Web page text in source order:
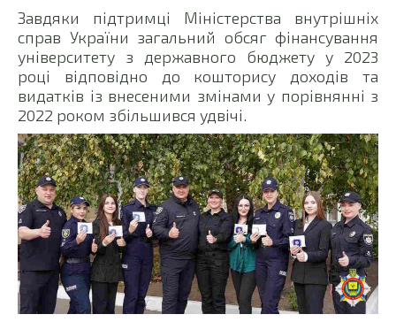
Завдяки підтримці Міністерства внутрішніх
справ України загальний обсяг фінансування
університету з державного бюджету у 2023
році відповідно до кошторису доходів та
видатків із внесеними змінами у порівнянні з
2022 роком збільшився удвічі.